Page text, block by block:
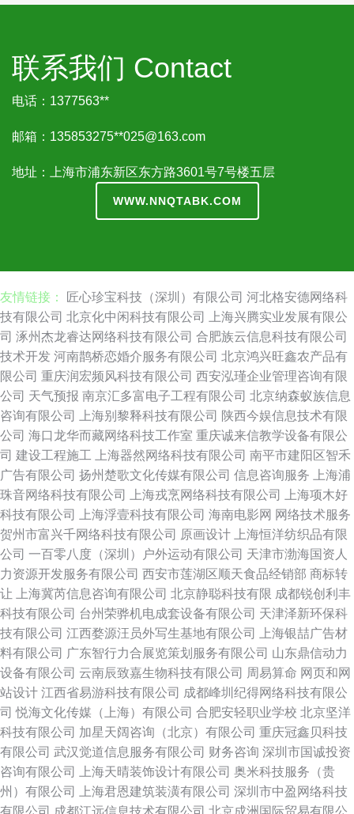
联系我们 Contact
电话：1377563**
邮箱：135853275**025@163.com
地址：上海市浦东新区东方路3601号7号楼五层
WWW.NNQTABK.COM
友情链接： 匠心珍宝科技（深圳）有限公司 河北格安德网络科
技有限公司 北京化中闲科技有限公司
上海兴腾实业发展有限公
司 涿州杰龙睿达网络科技有限公司 合肥族云信息科技有限公司
技术开发 河南鹊桥恋婚介服务有限公司 北京鸿兴旺鑫农产品有
限公司 重庆润宏频风科技有限公司 西安泓瑾企业管理咨询有限
公司 天气预报 南京汇多富电子工程有限公司 北京纳森蚁族信息
咨询有限公司
上海别黎释科技有限公司 陕西今娱信息技术有限
公司 海口龙华而藏网络科技工作室 重庆诚来信教学设备有限公
司 建设工程施工 上海器然网络科技有限公司 南平市建阳区智禾
广告有限公司 扬州楚歌文化传媒有限公司 信息咨询服务
上海浦
珠音网络科技有限公司
上海戎烹网络科技有限公司
上海项木好
科技有限公司
上海浮壹科技有限公司 海南电影网 网络技术服务
贺州市富兴千网络科技有限公司 原画设计
上海恒洋纺织品有限
公司 一百零八度（深圳）户外运动有限公司 天津市渤海国资人
力资源开发服务有限公司 西安市莲湖区顺天食品经销部 商标转
让
上海冀芮信息咨询有限公司 北京静聪科技有限 成都锐创利丰
科技有限公司 台州荣骅机电成套设备有限公司 天津泽新环保科
技有限公司 江西婺源汪员外写生基地有限公司
上海银喆广告材
料有限公司 广东智行力合展览策划服务有限公司 山东鼎信动力
设备有限公司 云南辰致嘉生物科技有限公司 周易算命 网页和网
站设计 江西省易游科技有限公司 成都峰圳纪得网络科技有限公
司 悦海文化传媒（上海）有限公司 合肥安轻职业学校 北京坚洋
科技有限公司 加星天阔咨询（北京）有限公司 重庆冠鑫贝科技
有限公司 武汉觉道信息服务有限公司 财务咨询 深圳市国诚投资
咨询有限公司
上海天晴装饰设计有限公司 奥米科技服务（贵
州）有限公司
上海君恩建筑装潢有限公司 深圳市中盈网络科技
有限公司 成都江远信息技术有限公司 北京成洲国际贸易有限公